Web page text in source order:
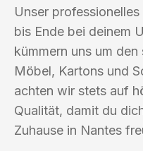
Unser
bis Ende bei deinem
kümmern uns um
Möbel, Kartons und
achten wir stets auf
Qualität, damit du
Zuhause in Nantes